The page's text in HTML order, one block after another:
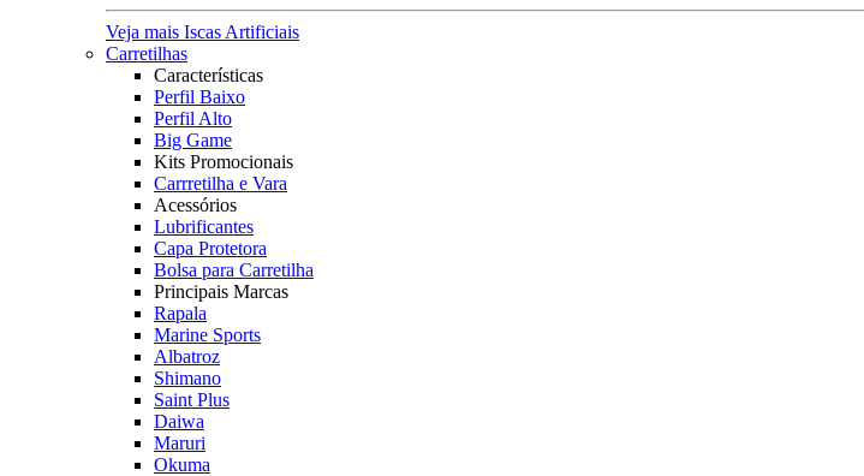
Veja mais Iscas Artificiais
Carretilhas
Características
Perfil Baixo
Perfil Alto
Big Game
Kits Promocionais
Carrretilha e Vara
Acessórios
Lubrificantes
Capa Protetora
Bolsa para Carretilha
Principais Marcas
Rapala
Marine Sports
Albatroz
Shimano
Saint Plus
Daiwa
Maruri
Okuma